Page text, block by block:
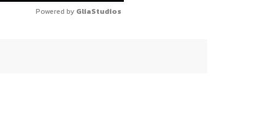
Powered by GliaStudios